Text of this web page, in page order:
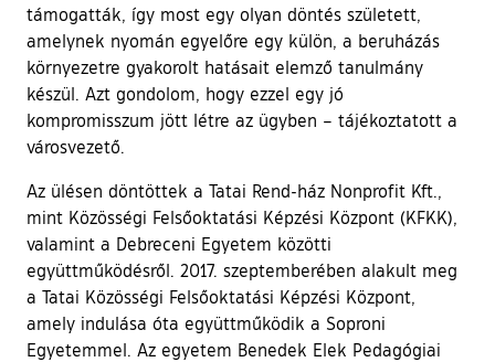
támogatták, így most egy olyan döntés született,
amelynek nyomán egyelőre egy külön, a beruházás
környezetre gyakorolt hatásait elemző tanulmány
készül. Azt gondolom, hogy ezzel egy jó
kompromisszum jött létre az ügyben – tájékoztatott a
városvezető.
Az ülésen döntöttek a Tatai Rend-ház Nonprofit Kft.,
mint Közösségi Felsőoktatási Képzési Központ (KFKK),
valamint a Debreceni Egyetem közötti
együttműködésről. 2017. szeptemberében alakult meg
a Tatai Közösségi Felsőoktatási Képzési Központ,
amely indulása óta együttműködik a Soproni
Egyetemmel. Az egyetem Benedek Elek Pedagógiai